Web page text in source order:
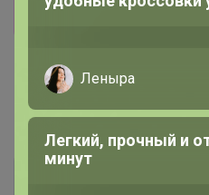
Показать
Показаны
Брюнетка